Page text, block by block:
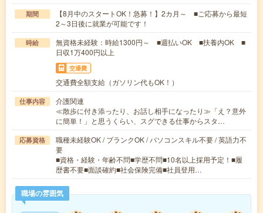
期間
【8月中のスタートOK！急募！】2カ月～ ■ご応募から最短
2～3日後に就業が可能です！
時給
無資格未経験：時給1300円～ ■週払いOK ■扶養内OK ■
日収1万400円以上
交通費
交通費全額支給（ガソリン代もOK！）
仕事内容
介護関連
≪散歩に付き添ったり、お話し相手になったり≫「え？意外
に簡単！」と思うくらい、スグできる仕事からスタ…
応募資格
職種未経験OK / ブランクOK / パソコンスキル不要 / 英語力不
要
■資格・経験・年齢不問■学歴不問■10名以上採用予定！■履
歴書不要■面談確約■社会保険完備■社員登用…
職場の雰囲気